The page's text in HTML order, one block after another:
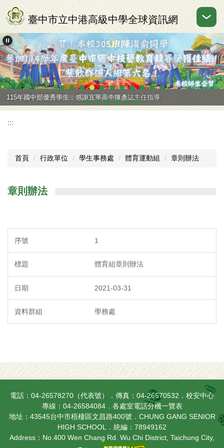
跳
到
主
要
內
容
區
臺中市立中港高級中學全球資訊網
115年高中部普通班國外申請入學優秀學生
115年國中部優秀學生，感謝宜寧高中陳彥誌主任指導
:::
首頁 行政單位 學生事務處 體育運動組 章則辦法
章則辦法
1
體育組章則辦法
2021-03-31
學務處
電話：04-26578270（代表號）．傳真：04-26570532．校安中心
專線：04-26584084． 各處室電話分機一覽表
地址：43545台中市梧棲區文昌路400號．CHUNG GANG SENIOR
HIGH SCHOOL．統編：78949162
Address：No.400 Wen Chang Rd. Wu Chi District, Taichung City,